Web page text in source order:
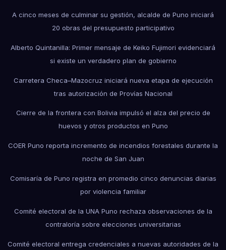
A cinco meses de culminar su gestión, alcalde de Puno iniciará
20 obras del presupuesto participativo
Alberto Quintanilla: Primer mensaje de Keiko Fujimori evidenciará
si existe un verdadero plan de gobierno
Carretera Checa–Mazocruz iniciará nueva etapa de ejecución
tras autorización de Provías Nacional
Cierre de la frontera con Bolivia impulsó el alza del precio de
huevos y otros productos en Puno
COER Puno reporta incremento de incendios forestales durante la
noche de San Juan
Comisaría de Puno registra en promedio cinco denuncias diarias
por violencia familiar
Comité electoral de la UNA Puno rechaza observaciones de la
contraloría sobre elecciones universitarias
Comité electoral entrega credenciales a nuevas autoridades de la